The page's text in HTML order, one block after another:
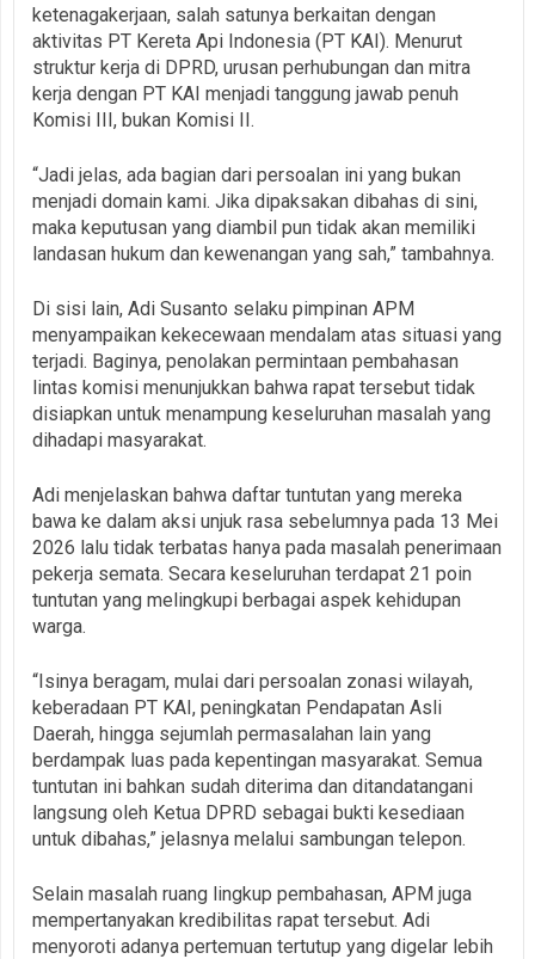
ketenagakerjaan, salah satunya berkaitan dengan
aktivitas PT Kereta Api Indonesia (PT KAI). Menurut
struktur kerja di DPRD, urusan perhubungan dan mitra
kerja dengan PT KAI menjadi tanggung jawab penuh
Komisi III, bukan Komisi II.
“Jadi jelas, ada bagian dari persoalan ini yang bukan
menjadi domain kami. Jika dipaksakan dibahas di sini,
maka keputusan yang diambil pun tidak akan memiliki
landasan hukum dan kewenangan yang sah,” tambahnya.
Di sisi lain, Adi Susanto selaku pimpinan APM
menyampaikan kekecewaan mendalam atas situasi yang
terjadi. Baginya, penolakan permintaan pembahasan
lintas komisi menunjukkan bahwa rapat tersebut tidak
disiapkan untuk menampung keseluruhan masalah yang
dihadapi masyarakat.
Adi menjelaskan bahwa daftar tuntutan yang mereka
bawa ke dalam aksi unjuk rasa sebelumnya pada 13 Mei
2026 lalu tidak terbatas hanya pada masalah penerimaan
pekerja semata. Secara keseluruhan terdapat 21 poin
tuntutan yang melingkupi berbagai aspek kehidupan
warga.
“Isinya beragam, mulai dari persoalan zonasi wilayah,
keberadaan PT KAI, peningkatan Pendapatan Asli
Daerah, hingga sejumlah permasalahan lain yang
berdampak luas pada kepentingan masyarakat. Semua
tuntutan ini bahkan sudah diterima dan ditandatangani
langsung oleh Ketua DPRD sebagai bukti kesediaan
untuk dibahas,” jelasnya melalui sambungan telepon.
Selain masalah ruang lingkup pembahasan, APM juga
mempertanyakan kredibilitas rapat tersebut. Adi
menyoroti adanya pertemuan tertutup yang digelar lebih